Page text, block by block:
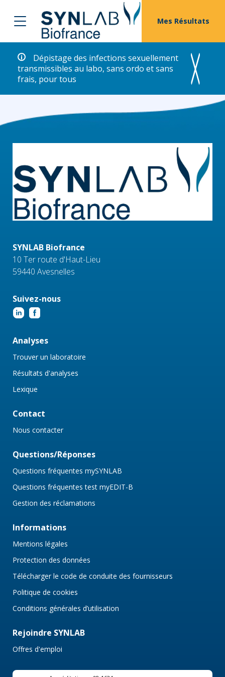
Mes Résultats
Dépistage des infections sexuellement
transmissibles au labo, sans ordo et sans
frais, pour tous
SYNLAB Biofrance
10 Ter route d'Haut-Lieu
59440 Avesnelles
Suivez-nous
Analyses
Trouver un laboratoire
Résultats d'analyses
Lexique
Contact
Nous contacter
Questions/Réponses
Questions fréquentes mySYNLAB
Questions fréquentes test myEDIT-B
Gestion des réclamations
Informations
Mentions légales
Protection des données
Télécharger le code de conduite des fournisseurs
Politique de cookies
Conditions générales d’utilisation
Rejoindre SYNLAB
Offres d'emploi